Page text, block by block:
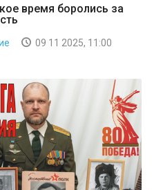
время боролись за
09 11 2025, 11:00